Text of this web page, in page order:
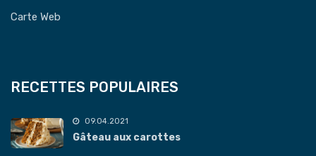
Carte Web
RECETTES POPULAIRES
09.04.2021
Gâteau aux carottes